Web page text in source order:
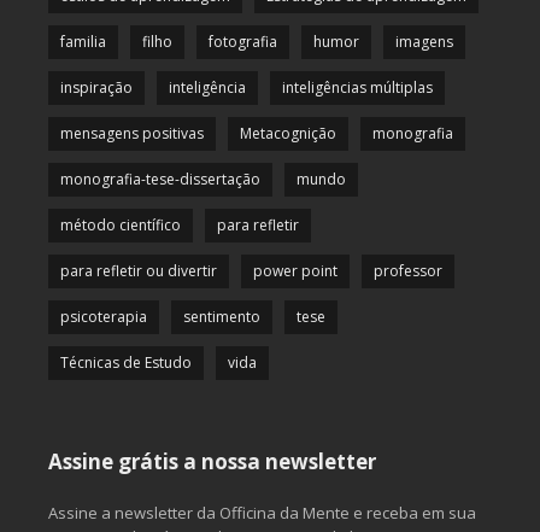
familia filho fotografia humor imagens
inspiração inteligência inteligências múltiplas
mensagens positivas Metacognição monografia
monografia-tese-dissertação mundo
método científico para refletir
para refletir ou divertir power point professor
psicoterapia sentimento tese
Técnicas de Estudo vida
Assine grátis a nossa newsletter
Assine a newsletter da Officina da Mente e receba em sua